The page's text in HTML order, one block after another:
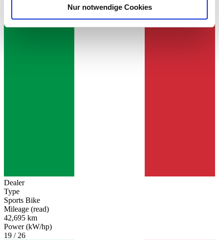
Verwendung unserer Website an unsere Partner für
soziale Medien, Werbung und Analysen weiter. Unsere
Nur notwendige Cookies
Dealer
Type
Sports Bike
Mileage (read)
42,695 km
Power (kW/hp)
19 / 26